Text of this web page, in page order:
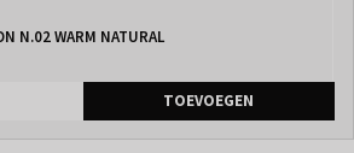
N.02 WARM NATURAL
TOEVOEGEN